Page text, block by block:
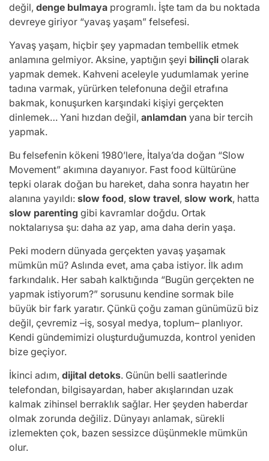
değil, denge bulmaya programlı. İşte tam da bu noktada
devreye giriyor “yavaş yaşam” felsefesi.
Yavaş yaşam, hiçbir şey yapmadan tembellik etmek
anlamına gelmiyor. Aksine, yaptığın şeyi bilinçli olarak
yapmak demek. Kahveni aceleyle yudumlamak yerine
tadına varmak, yürürken telefonuna değil etrafına
bakmak, konuşurken karşındaki kişiyi gerçekten
dinlemek… Yani hızdan değil, anlamdan yana bir tercih
yapmak.
Bu felsefenin kökeni 1980’lere, İtalya’da doğan “Slow
Movement” akımına dayanıyor. Fast food kültürüne
tepki olarak doğan bu hareket, daha sonra hayatın her
alanına yayıldı: slow food, slow travel, slow work, hatta
slow parenting gibi kavramlar doğdu. Ortak
noktalarıysa şu: daha az yap, ama daha derin yaşa.
Peki modern dünyada gerçekten yavaş yaşamak
mümkün mü? Aslında evet, ama çaba istiyor. İlk adım
farkındalık. Her sabah kalktığında “Bugün gerçekten ne
yapmak istiyorum?” sorusunu kendine sormak bile
büyük bir fark yaratır. Çünkü çoğu zaman günümüzü biz
değil, çevremiz –iş, sosyal medya, toplum– planlıyor.
Kendi gündemimizi oluşturduğumuzda, kontrol yeniden
bize geçiyor.
İkinci adım, dijital detoks. Günün belli saatlerinde
telefondan, bilgisayardan, haber akışlarından uzak
kalmak zihinsel berraklık sağlar. Her şeyden haberdar
olmak zorunda değiliz. Dünyayı anlamak, sürekli
izlemekten çok, bazen sessizce düşünmekle mümkün
olur.